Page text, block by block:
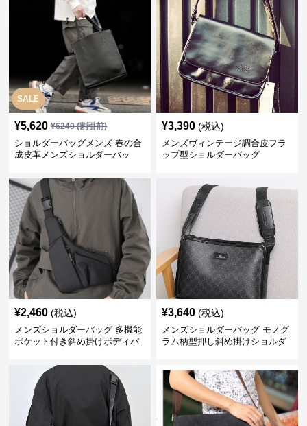
SALE
¥5,620 ¥6240(割引前)
ショルダーバッグメンズ 春の合
成皮革メンズショルダーバッ
¥3,390 (税込)
メンズヴィンテージ調合皮フラ
ップ型ショルダーバッグ
¥2,460 (税込)
メンズショルダーバッグ 多機能
ポケット付き斜め掛けボディバ
¥3,640 (税込)
メンズショルダーバッグ モノグ
ラム柄型押し斜め掛けショルダ